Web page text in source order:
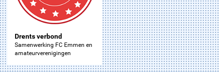
Drents verbond
Samenwerking FC Emmen en
amateurverenigingen